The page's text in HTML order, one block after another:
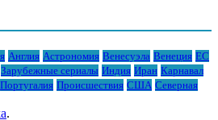
Англия Астрономия Венесуэла Венеция ЕС
Зарубежные сериалы Индия Иран Карнавал
Португалия Происшествия США Северная
.